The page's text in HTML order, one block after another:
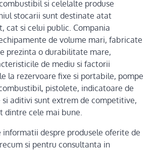
si celelalte produse
stocarii sunt destinate atat
cat si celui public. Compania
de volume mari, fabricate
prezinta o durabilitate mare,
de mediu si factorii
la rezervoare fixe si portabile, pompe
pistolete, indicatoare de
aditivi sunt extrem de competitive,
dintre cele mai bune.
informatii despre produsele oferite de
si pentru consultanta in